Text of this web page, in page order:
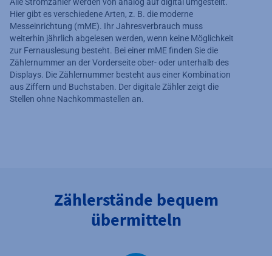
Hier gibt es verschiedene Arten, z. B. die moderne
Messeinrichtung (mME). Ihr Jahresverbrauch muss
weiterhin jährlich abgelesen werden, wenn keine Möglichkeit
zur Fernauslesung besteht. Bei einer mME finden Sie die
Zählernummer an der Vorderseite ober- oder unterhalb des
Displays. Die Zählernummer besteht aus einer Kombination
aus Ziffern und Buchstaben. Der digitale Zähler zeigt die
Stellen ohne Nachkommastellen an.
Zählerstände bequem
übermitteln